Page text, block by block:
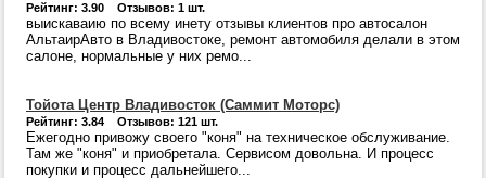
Рейтинг: 3.90 Отзывов: 1 шт.
выискаваию по всему инету отзывы клиентов про автосалон
АльтаирАвто в Владивостоке, ремонт автомобиля делали в этом
салоне, нормальные у них ремо...
Тойота Центр Владивосток (Саммит Моторс)
Рейтинг: 3.84 Отзывов: 121 шт.
Ежегодно привожу своего "коня" на техническое обслуживание.
Там же "коня" и приобретала. Сервисом довольна. И процесс
покупки и процесс дальнейшего...